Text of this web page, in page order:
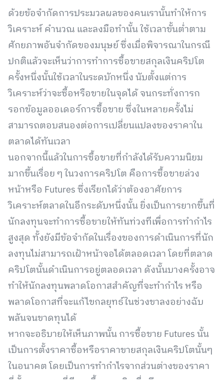
ด้วยข้อจำกัดการประมวลผลของคนเรานั้นทำให้การ
วิเคราะห์ คำนวณ และลงมือทำนั้น ใช้เวลาขั้นต่ำตาม
ศักยภาพอันจำกัดของมนุษย์ ซึ่งเมื่อพิจารณาในกรณี
ปกติแล้วจะเห็นว่าการทำการซื้อขายสกุลเงินคริปโต
ครั้งหนึ่งนั้นใช้เวลาในระดบักหนึ่ง นับตั้งแต่การ
วิเคราะห์ว่าจะซื้อหรือขายในจุดได้ จนกระทั่งการก
รอกข้อมูลออเดอร์การซื้อขาย ซึ่งในหลายครั้งไม่
สามารถตอบสนองต่อการเปลี่ยนแปลงของราคาใน
ตลาดได้ทันเวลา
นอกจากนี้แล้วในการซื้อขายที่กำลังได้รับความนิยม
มากขึ้นเรื่อย ๆ ในวงการคริปโต คือการซื้อขายล่วง
หน้าหรือ Futures ซึ่งเรียกได้ว่าต้องอาศัยการ
วิเคราะห์ตลาดในอีกระดับหนึ่งนั้น ยิ่งเป็นการยากขึ้นที่
นักลงทุนจะทำการซื้อขายให้ทันท่วงทีเพื่อการทำกำไร
สูงสุด ทั้งยังมีข้อจำกัดในเรื่องของการดำเนินการที่นัก
ลงทุนไม่สามารถเฝ้าหน้าจอได้ตลอดเวลา โดยที่ตลาด
คริปโตนั้นดำเนินการอยู่ตลอดเวลา ดังนั้นบางครั้งอาจ
ทำให้นักลงทุนพลาดโอกาสสำคัญที่จะทำกำไร หรือ
พลาดโอกาสที่จะแก้ไขกลยุทธ์ในช่วงขาลงอย่างฉับ
พลันจนขาดทุนได้
หากจะอธิบายให้เห็นภาพนั้น การซื้อขาย Futures นั้น
เป็นการตั้งราคาซื้อหรือราคาขายสกุลเงินคริปโตนั้นๆ
ในอนาคต โดยเป็นการทำกำไรจากส่วนต่างของราคา